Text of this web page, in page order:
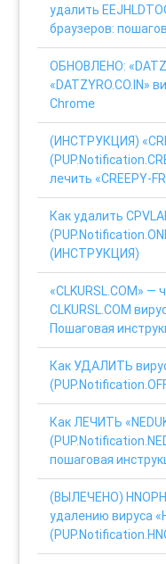
удалить
браузеров:
ОБНОВЛЕНО:
«DATZYRO.CO.IN»
Chrome
(ИНСТРУКЦИЯ)
лечить «CREEPY-
Как удалить
(ИНСТРУКЦИЯ)
«CLKURSL.COM» —
CLKURSL.COM
Пошаговая
Как УДАЛИТЬ вирус
Как ЛЕЧИТЬ
пошаговая
(ВЫЛЕЧЕНО)
удалению вируса